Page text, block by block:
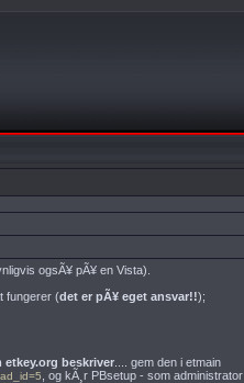
ogsÃ¥ pÃ¥ en Vista).
fungerer (det er pÃ¥ eget ansvar!!);
etkey.org beskriver .... gem den i etmain
, og kÃ¸r PBsetup - som administrator